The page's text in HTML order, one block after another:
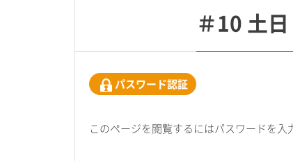
＃10 土
パスワード認証
このページを閲覧するにはパスワードを入